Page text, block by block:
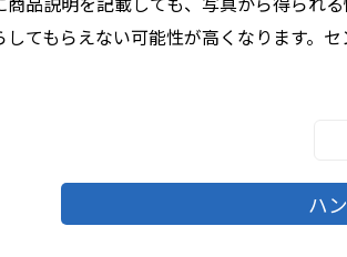
てもらえない可能性が高くなります。
ハ